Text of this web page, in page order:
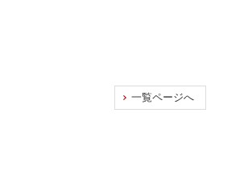
一覧ページへ